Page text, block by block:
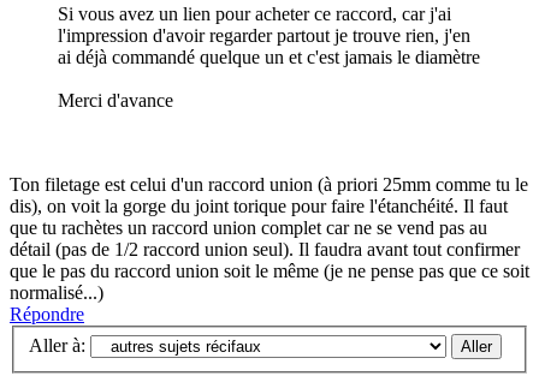
Si vous avez un lien pour acheter ce raccord, car j'ai
l'impression d'avoir regarder partout je trouve rien, j'en
ai déjà commandé quelque un et c'est jamais le diamètre
Merci d'avance
Ton filetage est celui d'un raccord union (à priori 25mm comme tu le
dis), on voit la gorge du joint torique pour faire l'étanchéité. Il faut
que tu rachètes un raccord union complet car ne se vend pas au
détail (pas de 1/2 raccord union seul). Il faudra avant tout confirmer
que le pas du raccord union soit le même (je ne pense pas que ce soit
normalisé...)
Répondre
Aller à: